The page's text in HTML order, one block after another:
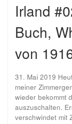
Irland
Buch,
von
31. Mai 2019
meiner
wieder bekommt
auszuschalten.
verschwindet mit